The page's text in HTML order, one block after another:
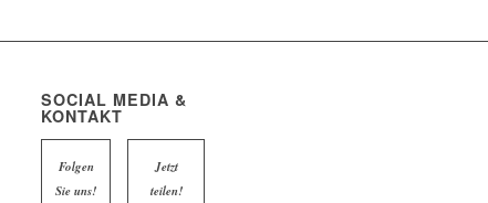
SOCIAL MEDIA &
KONTAKT
Folgen
Sie uns!
Jetzt
teilen!